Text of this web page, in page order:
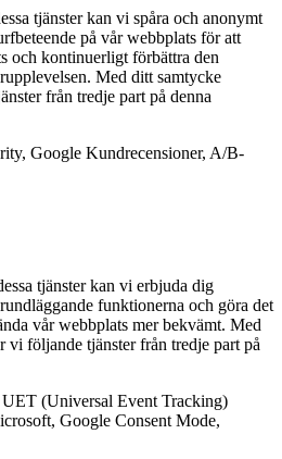
tjänster kan vi spåra och anonymt
på vår webbplats för att
och kontinuerligt förbättra den
Med ditt samtycke
från tredje part på denna
Google Kundrecensioner, A/B-
tjänster kan vi erbjuda dig
funktionerna och göra det
vår webbplats mer bekvämt. Med
vi följande tjänster från tredje part på
(Universal Event Tracking)
Google Consent Mode,